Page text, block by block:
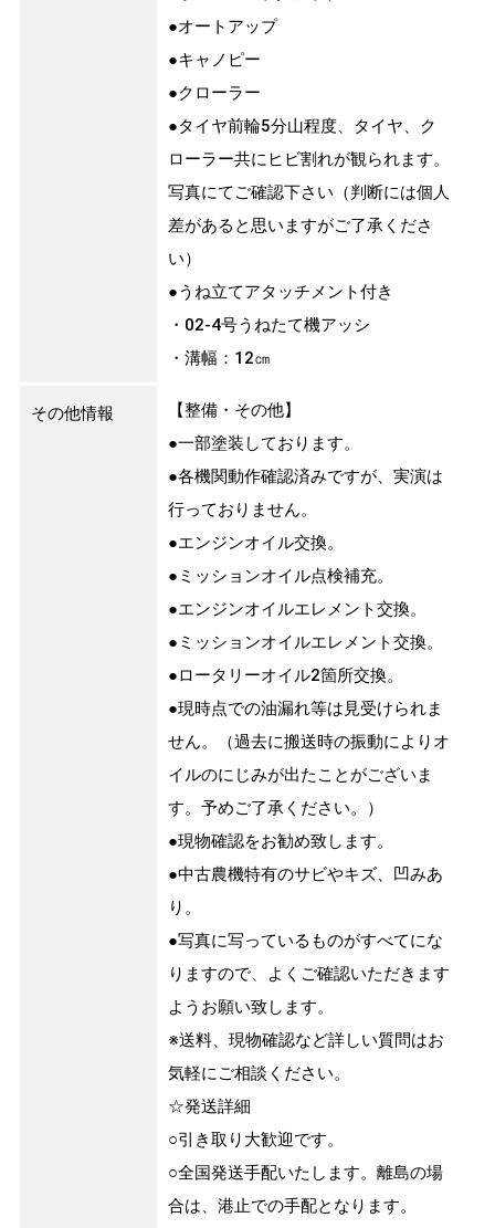
●オートアップ
●キャノピー
●クローラー
●タイヤ前輪5分山程度、タイヤ、ク
ローラー共にヒビ割れが観られます。
写真にてご確認下さい（判断には個人
差があると思いますがご了承くださ
い）
●うね立てアタッチメント付き
・02-4号うねたて機アッシ
・溝幅：12㎝
その他情報
【整備・その他】
●一部塗装しております。
●各機関動作確認済みですが、実演は
行っておりません。
●エンジンオイル交換。
●ミッションオイル点検補充。
●エンジンオイルエレメント交換。
●ミッションオイルエレメント交換。
●ロータリーオイル2箇所交換。
●現時点での油漏れ等は見受けられま
せん。（過去に搬送時の振動によりオ
イルのにじみが出たことがございま
す。予めご了承ください。）
●現物確認をお勧め致します。
●中古農機特有のサビやキズ、凹みあ
り。
●写真に写っているものがすべてにな
りますので、よくご確認いただきます
ようお願い致します。
※送料、現物確認など詳しい質問はお
気軽にご相談ください。
☆発送詳細
○引き取り大歓迎です。
○全国発送手配いたします。離島の場
合は、港止での手配となります。